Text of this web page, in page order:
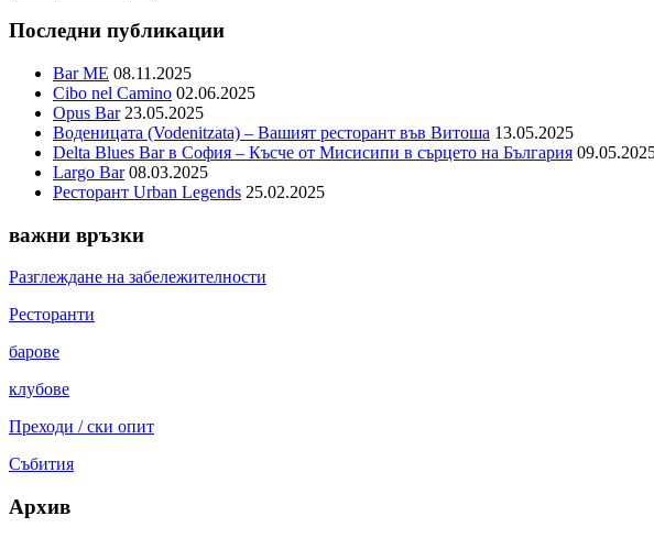
Последни публикации
Bar ME 08.11.2025
Cibo nel Camino 02.06.2025
Opus Bar 23.05.2025
Воденицата (Vodenitzata) – Вашият ресторант във Витоша 13.05.2025
Delta Blues Bar в София – Късче от Мисисипи в сърцето на България
Largo Bar 08.03.2025
Ресторант Urban Legends 25.02.2025
важни връзки
Разглеждане на забележителности
Pесторанти
барове
клубове
Преходи / ски опит
Събития
Архив